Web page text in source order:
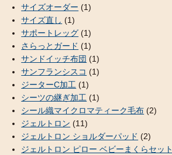
サイズオーダー (1)
サイズ直し (1)
サポートレッグ (1)
さらっとガード (1)
サンドイッチ布団 (1)
サンフランシスコ (1)
ジーターC加工 (1)
シーツの継ぎ加工 (1)
シール織マイクロマティーク毛布 (2)
ジェルトロン (11)
ジェルトロン ショルダーパッド (2)
ジェルトロン ピロー ベビーまくらセット